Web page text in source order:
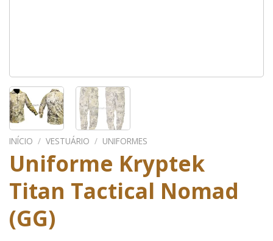
INÍCIO / VESTUÁRIO / UNIFORMES
Uniforme Kryptek
Titan Tactical Nomad
(GG)